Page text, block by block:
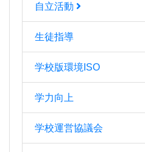
自立活動
生徒指導
学校版環境ISO
学力向上
学校運営協議会